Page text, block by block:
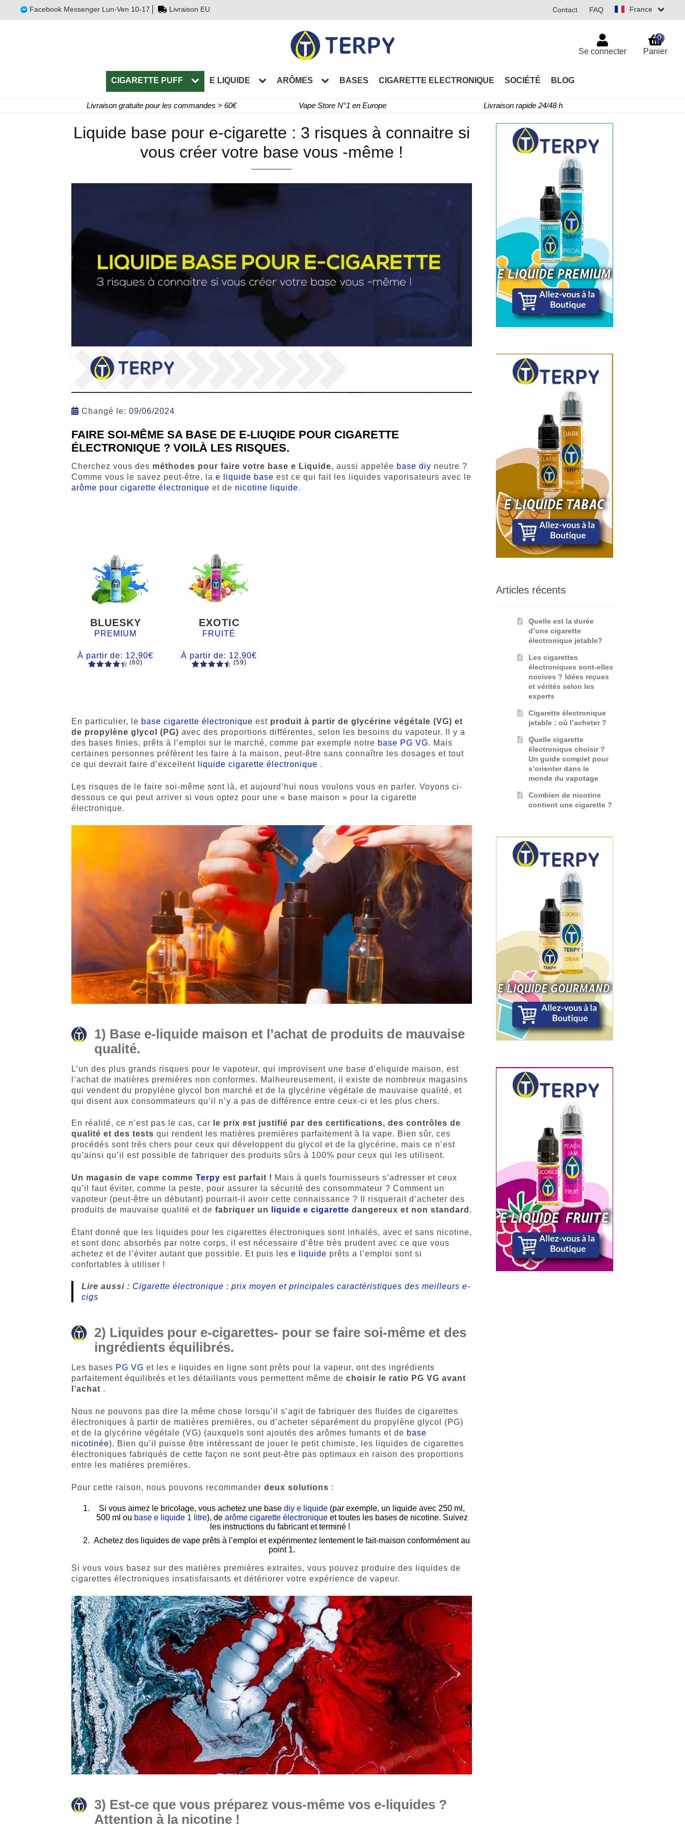
Facebook Messenger Lun-Ven 10-17 Livraison EU France
Contact FAQ
CIGARETTE PUFF E LIQUIDE ARÔMES BASES CIGARETTE ELECTRONIQUE SOCIÉTÉ BLOG
Se connecter Panier
0
Livraison gratuite pour les commandes > 60€ Vape Store N°1 en Europe Livraison rapide 24/48 h
Liquide base pour e-cigarette : 3 risques à connaitre si
vous créer votre base vous -même !
Changé le: 09/06/2024
FAIRE SOI-MÊME SA BASE DE E-LIUQIDE POUR CIGARETTE
ÉLECTRONIQUE ? VOILÀ LES RISQUES.
Cherchez vous des méthodes pour faire votre base e Liquide, aussi appelée base diy neutre ?
Comme vous le savez peut-être, lae liquide base est ce qui fait les liquides vaporisateurs avec le
arôme pour cigarette électronique et de nicotine liquide.
BLUESKY
PREMIUM
À partir de: 12,90€
notations
client
(60)
EXOTIC
FRUITÉ
À partir de: 12,90€
client
(59)
En particulier, le base cigarette électronique est produit à partir de glycérine végétale (VG) et
de propylène glycol (PG) avec des proportions différentes, selon les besoins du vapoteur. Il y a
des bases finies, prêts à l’emploi sur le marché, comme par exemple notre base PG VG. Mais
certaines personnes préfèrent les faire à la maison, peut-être sans connaître les dosages et tout
ce qui devrait faire d’excellent
liquide cigarette électronique .
Les risques de le faire soi-même sont là, et aujourd’hui nous voulons vous en parler. Voyons ci-
dessous ce qui peut arriver si vous optez pour une « base maison » pour la cigarette
électronique.
1) Base e-liquide maison et l’achat de produits de mauvaise
qualité.
L’un des plus grands risques pour le vapoteur, qui improvisent une base d’eliquide maison, est
l’achat de matières premières non conformes. Malheureusement, il existe de nombreux magasins
qui vendent du propylène glycol bon marché et de la glycérine végétale de mauvaise qualité, et
qui disent aux consommateurs qu’il n’y a pas de différence entre ceux-ci et les plus chers.
En réalité, ce n’est pas le cas, car
le prix est justifié par des certifications, des contrôles de
qualité et des tests qui rendent les matières premières parfaitement à la vape. Bien sûr, ces
procédés sont très chers pour ceux qui développent du glycol et de la glycérine, mais ce n’est
qu’ainsi qu’il est possible de fabriquer des produits sûrs à 100% pour ceux qui les utilisent.
Un magasin de vape commeTerpy est parfait ! Mais à quels fournisseurs s’adresser et ceux
qu’il faut éviter, comme la peste, pour assurer la sécurité des consommateur ? Comment un
vapoteur (peut-être un débutant) pourrait-il avoir cette connaissance ? Il risquerait d’acheter des
produits de mauvaise qualité et defabriquer un liquide e cigarette dangereux et non standard .
Étant donné que les liquides pour les cigarettes électroniques sont inhalés, avec et sans nicotine,
et sont donc absorbés par notre corps, il est nécessaire d’être très prudent avec ce que vous
achetez et de l’éviter autant que possible. Et puis lese liquide prêts a l’emploi sont si
confortables à utiliser !
Lire aussi : Cigarette électronique : prix moyen et principales caractéristiques des meilleurs e-
cigs
2) Liquides pour e-cigarettes- pour se faire soi-même et des
ingrédients équilibrés.
Les bases PG VG et les e liquides en ligne sont prêts pour la vapeur, ont des ingrédients
parfaitement équilibrés et les détaillants vous permettent même dechoisir le ratio PG VG avant
l’achat .
Nous ne pouvons pas dire la même chose lorsqu’il s’agit de fabriquer des fluides de cigarettes
électroniques à partir de matières premières, ou d’acheter séparément du propylène glycol (PG)
et de la glycérine végétale (VG) (auxquels sont ajoutés des arômes fumants et de base
nicotinée). Bien qu’il puisse être intéressant de jouer le petit chimiste, les liquides de cigarettes
électroniques fabriqués de cette façon ne sont peut-être pas optimaux en raison des proportions
entre les matières premières.
Pour cette raison, nous pouvons recommanderdeux solutions :
Si vous aimez le bricolage, vous achetez une basediy e liquide (par exemple, un liquide avec 250 ml,
500 ml ou base e liquide 1 litre), de arôme cigarette électroniqueet toutes les bases de nicotine. Suivez
les instructions du fabricant et terminé !
Achetez des liquides de vape prêts à l’emploi et expérimentez lentement le fait-maison conformément au
point 1.
Si vous vous basez sur des matières premières extraites, vous pouvez produire des liquides de
cigarettes électroniques insatisfaisants et détériorer votre expérience de vapeur.
3) Est-ce que vous préparez vous-même vos e-liquides ?
Attention à la nicotine !
Articles récents
Quelle est la durée
d’une cigarette
électronique jetable?
Les cigarettes
électroniques sont-elles
nocives ? Idées reçues
et vérités selon les
experts
Cigarette électronique
jetable : où l’acheter ?
Quelle cigarette
électronique choisir ?
Un guide complet pour
s’orienter dans le
monde du vapotage
Combien de nicotine
contient une cigarette ?